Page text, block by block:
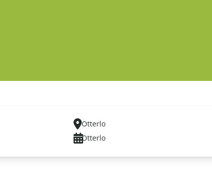
Otterlo
Otterlo